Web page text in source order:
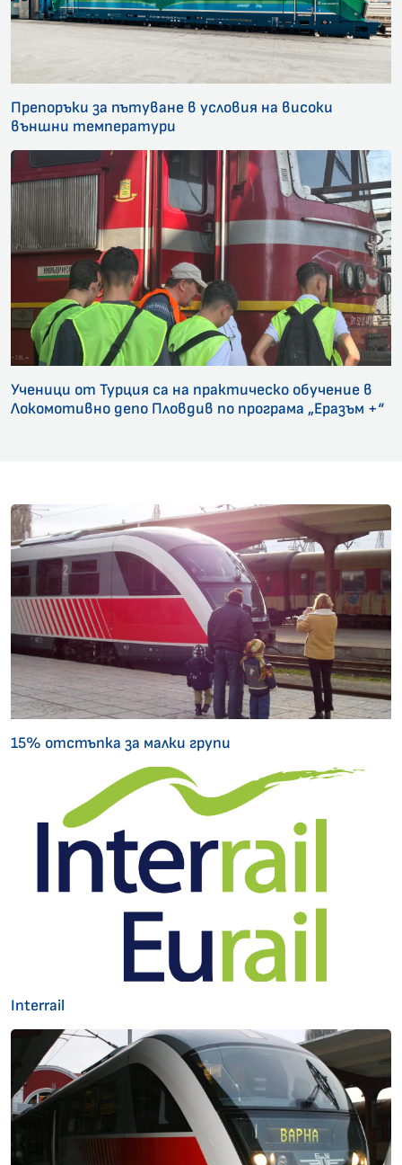
Препоръки за пътуване в условия на високи
външни температури
Ученици от Турция са на практическо обучение в
Локомотивно депо Пловдив по програма „Еразъм +“
15% отстъпка за малки групи
Interrail